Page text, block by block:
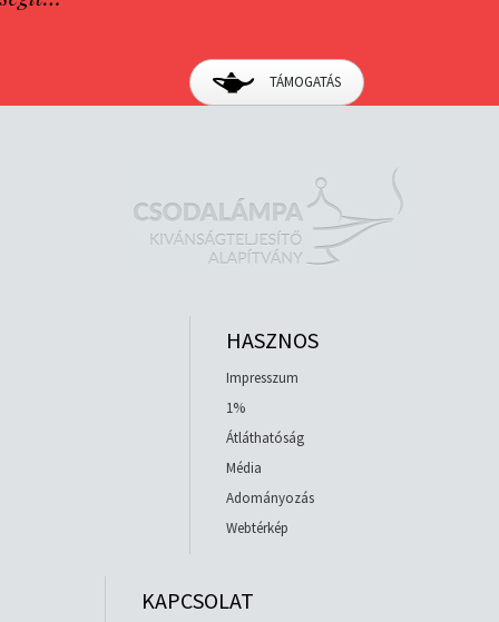
TÁMOGATÁS
HASZNOS
Impresszum
1%
Átláthatóság
Média
Adományozás
Webtérkép
KAPCSOLAT